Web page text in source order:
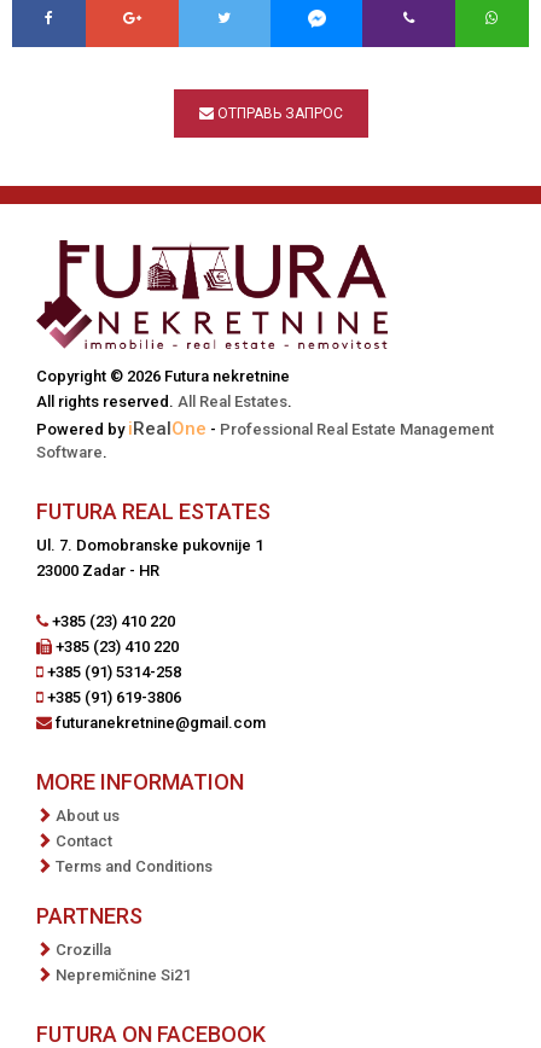
ОТПРАВЬ ЗАПРОС
Copyright © 2026 Futura nekretnine
All rights reserved. All Real Estates.
Powered by iRealOne - Professional Real Estate Management
Software.
FUTURA REAL ESTATES
Ul. 7. Domobranske pukovnije 1
23000 Zadar - HR
+385 (23) 410 220
+385 (23) 410 220
+385 (91) 5314-258
+385 (91) 619-3806
futuranekretnine@gmail.com
MORE INFORMATION
About us
Contact
Terms and Conditions
PARTNERS
Crozilla
Nepremičnine Si21
FUTURA ON FACEBOOK